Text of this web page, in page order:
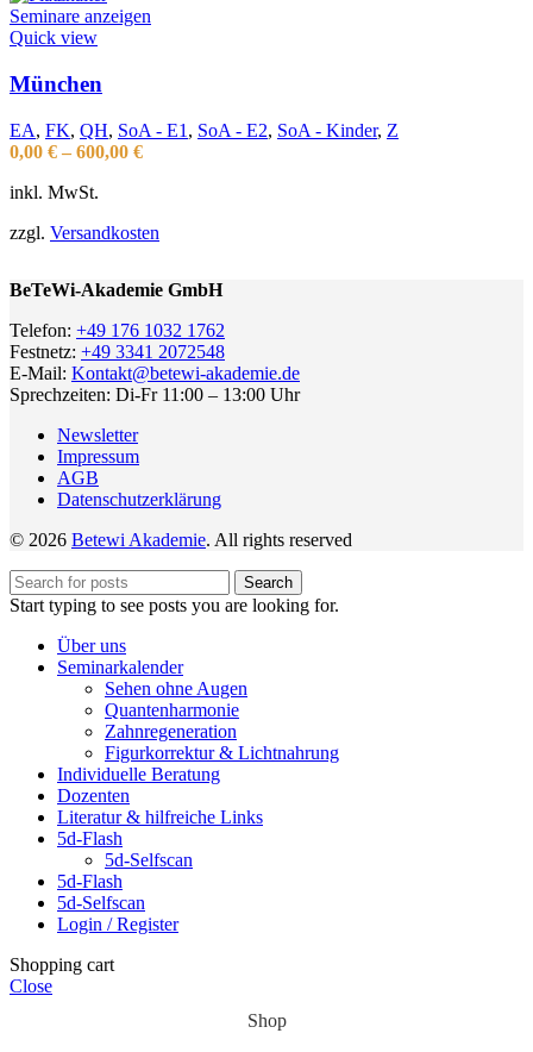
Seminare anzeigen
Quick view
München
EA, FK, QH, SoA - E1 , SoA - E2, SoA - Kinder, Z
0,00 € – 600,00 €
inkl. MwSt.
zzgl. Versandkosten
BeTeWi-Akademie GmbH
Telefon: +49 176 1032 1762
Festnetz: +49 3341 2072548
E-Mail: Kontakt@betewi-akademie.de
Sprechzeiten: Di-Fr 11:00 – 13:00 Uhr
Newsletter
Impressum
AGB
Datenschutzerklärung
© 2026 Betewi Akademie. All rights reserved
Search
Start typing to see posts you are looking for.
Über uns
Seminarkalender
Sehen ohne Augen
Quantenharmonie
Zahnregeneration
Figurkorrektur & Lichtnahrung
Individuelle Beratung
Dozenten
Literatur & hilfreiche Links
5d-Flash
5d-Selfscan
5d-Flash
5d-Selfscan
Login / Register
Shopping cart
Close
Shop